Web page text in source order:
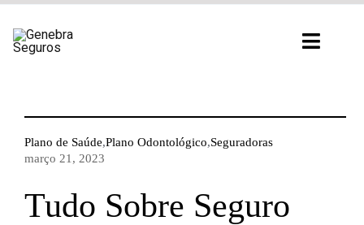
para
Plano de Saúde,Plano Odontológico,Seguradoras
março 21, 2023
Tudo Sobre Seguro